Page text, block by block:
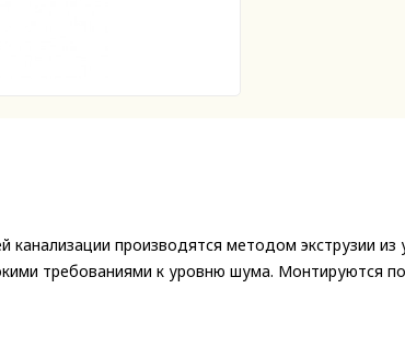
производятся методом экструзии из
требованиями к уровню шума. Монтируются